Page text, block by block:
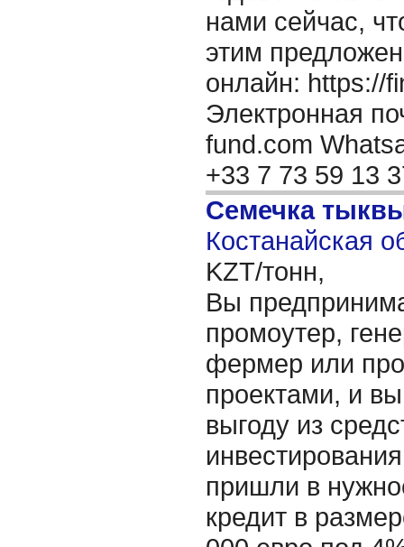
нами сейчас,
этим
онлайн: https://
Электронная
fund.com
+33 7 73 59 13
Семечка
Костанайская
KZT/тонн,
Вы
промоутер,
фермер или
проектами, и
выгоду из
пришли в
кредит в